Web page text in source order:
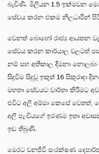
බැවිණි. මිලියන 1.5 ඉක්මවන
සේවය කරන එකම නිලධාරීන්
වෙනත් බොහෝ රාජ්‍ය ආයතන
සේවය කරන කාර්යාල වලටත්
නම් සහ අතිකාල දීමනා
සිදුවීම සිදුවූ ඉකුත් 16 සිකුරාදා
මහතා සේවයට වාර්තා කිරීමට
එවිට අලි අම්මා කෙසේ
අලි පැංචියගේ ඉරණම ඉතා
ඉඩ තිබුණි.
මෙරට වනජීවී සංරක්ෂණ